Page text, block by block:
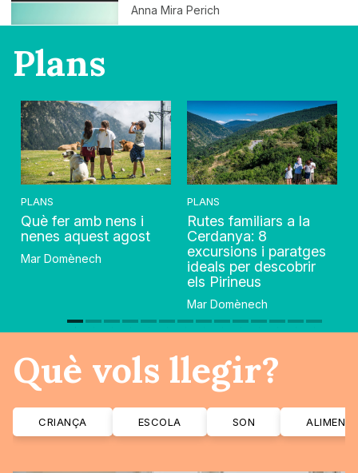
Anna Mira Perich
Plans
PLANS
Què fer amb nens i
nenes aquest agost
Mar Domènech
PLANS
Rutes familiars a la
Cerdanya: 8
excursions i paratges
ideals per descobrir
els Pirineus
Mar Domènech
Què vols llegir?
CRIANÇA ESCOLA SON